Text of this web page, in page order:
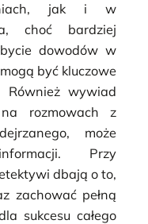
jak i w
choć bardziej
dowodów w
być kluczowe
Również wywiad
na rozmowach z
może
Przy
dbają o to,
zachować pełną
sukcesu całego